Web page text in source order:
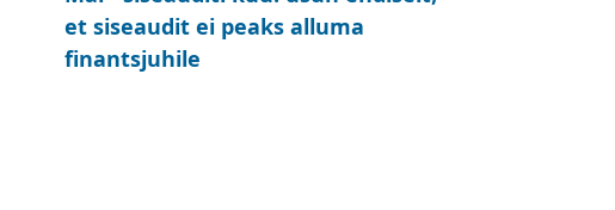
et siseaudit ei peaks alluma
finantsjuhile